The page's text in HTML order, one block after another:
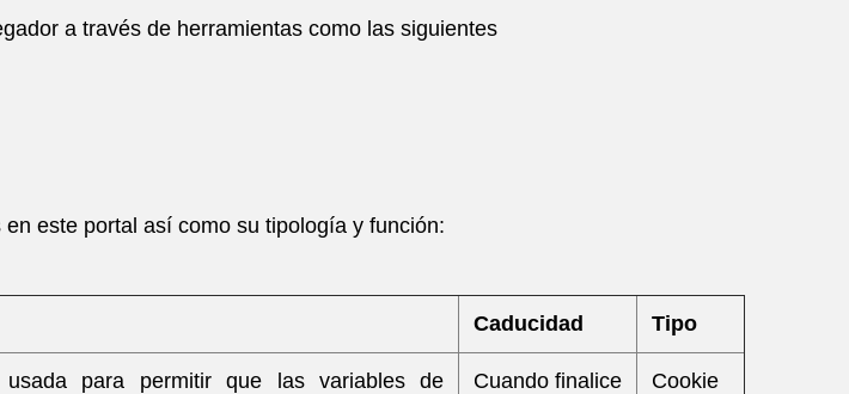
a través de herramientas como las siguientes
este portal así como su tipología y función:
Caducidad Tipo
para permitir que las variables de
Cuando finalice
Cookie